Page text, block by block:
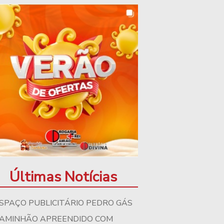
Últimas Notícias
PUBLICITÁRIO PEDRO GÁS
APREENDIDO COM